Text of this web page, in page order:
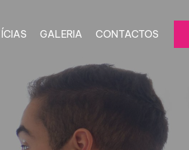
GALERIA CONTACTOS